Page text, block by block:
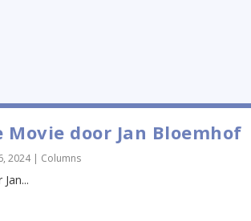
Movie door Jan Bloemhof
2024| Columns